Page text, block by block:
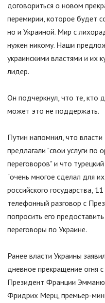
договориться о новом
перемирии, которое будет
но и Украиной. Мир с
нужен никому. Наши
украинскими властями и их
лидер.
Он подчеркнул, что те, кто
может это не поддержать.
Путин напомнил, что
предлагали "свои услуги по
переговоров"и что
"очень многое сделал для
российского государства,
телефонный разговор с
попросить его
переговоры по Украине.
Ранее власти Украины
дневное прекращение огня
Президент Франции
Фридрих Мерц, премьер-